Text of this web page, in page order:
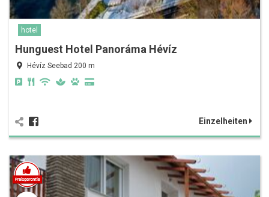
hotel
Hunguest Hotel Panoráma Hévíz
Hévíz Seebad 200 m
Einzelheiten